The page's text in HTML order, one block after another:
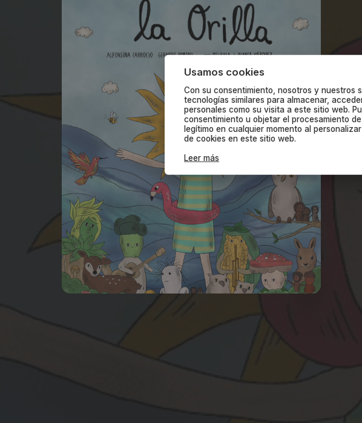
Usamos cookies
Con su consentimiento, nosotros y nuestros
tecnologías similares para almacenar,
personales como su visita a este sitio web.
consentimiento u objetar el procesamiento
legítimo en cualquier momento al
de cookies en este sitio web.
Leer más